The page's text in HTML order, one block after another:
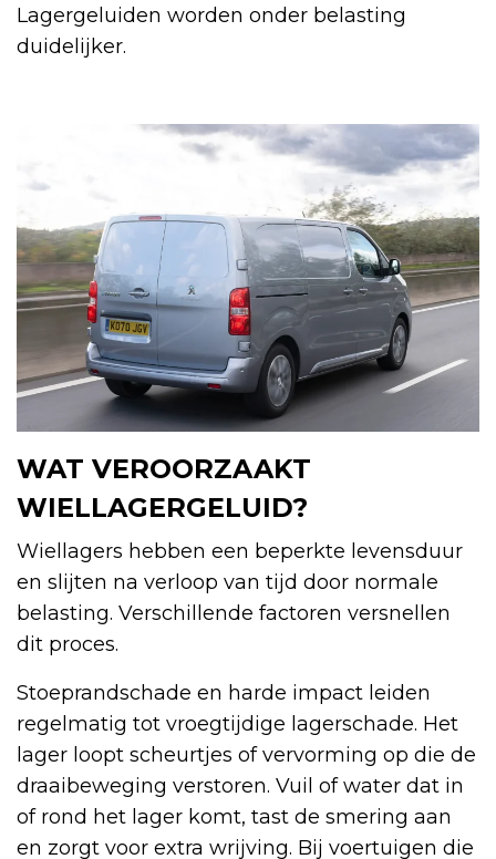
Lagergeluiden worden onder belasting
duidelijker.
WAT VEROORZAAKT
WIELLAGERGELUID?
Wiellagers hebben een beperkte levensduur
en slijten na verloop van tijd door normale
belasting. Verschillende factoren versnellen
dit proces.
Stoeprandschade en harde impact leiden
regelmatig tot vroegtijdige lagerschade. Het
lager loopt scheurtjes of vervorming op die de
draaibeweging verstoren. Vuil of water dat in
of rond het lager komt, tast de smering aan
en zorgt voor extra wrijving. Bij voertuigen die